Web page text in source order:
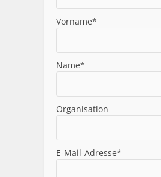
Vorname*
Name*
Organisation
E-Mail-Adresse*